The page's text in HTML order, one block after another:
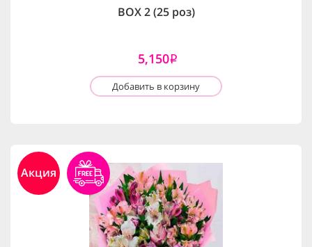
BOX 2 (25 роз)
5,150i
Добавить в корзину
Акция